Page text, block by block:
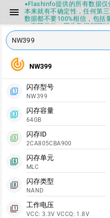
menu
▪Flashinfo提供的所有数据仅
本来就有不确定性，任何第
数据都不要100%相信，包括
一定可信的，因为数据都可
正确的认知，不要随大流
▪如果发现数据有错误，或者
迎积极反馈，Flashinfo尽量
▪Flashinfo APP更新技术规格
▪兄弟们没事不要乱下载量产
下载服务会暂停一段时间才
▪Flashinfo提供的所有数据
本来就有不确定性，任何第
数据都不要100%相信，包括
一定可信的，因为数据都可以
▪如果发现数据有错误，或者
迎积极反馈，Flashinfo尽量
指导性数据
▪Flashinfo APP更新技术规
签啦，使用更加丝滑，快点击
track_changes NW399
filter_1
闪存型号
NW399
filter_3
闪存容量
64GB
filter_5
闪存ID
2CA805CBA900
filter_6
闪存单元
MLC
filter_8
闪存类型
NAND
filter_1
工作电压
VCC: 3.3V VCCQ: 1.8V